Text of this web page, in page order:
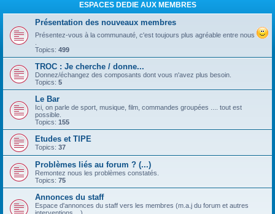
ESPACES DEDIE AUX MEMBRES
Présentation des nouveaux membres
Présentez-vous à la communauté, c'est toujours plus agréable entre nous
Topics: 499
TROC : Je cherche / donne...
Donnez/échangez des composants dont vous n'avez plus besoin.
Topics: 5
Le Bar
Ici, on parle de sport, musique, film, commandes groupées .... tout est
possible.
Topics: 155
Etudes et TIPE
Topics: 37
Problèmes liés au forum ? (...)
Remontez nous les problèmes constatés.
Topics: 75
Annonces du staff
Espace d'annonces du staff vers les membres (m.a.j du forum et autres